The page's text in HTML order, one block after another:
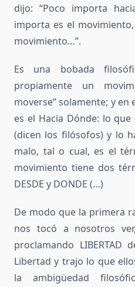
dijo: “Poco importa
importa es el
movimiento…”.
Es una bobada
propiamente un
moverse” solamente; y
es el Hacia Dónde: lo
(dicen los filósofos) y lo
malo, tal o cual, es el
movimiento tiene dos
DESDE y DONDE (…)
De modo que la primera
nos tocó a nosotros
proclamando
Libertad y trajo lo que
la ambigüedad